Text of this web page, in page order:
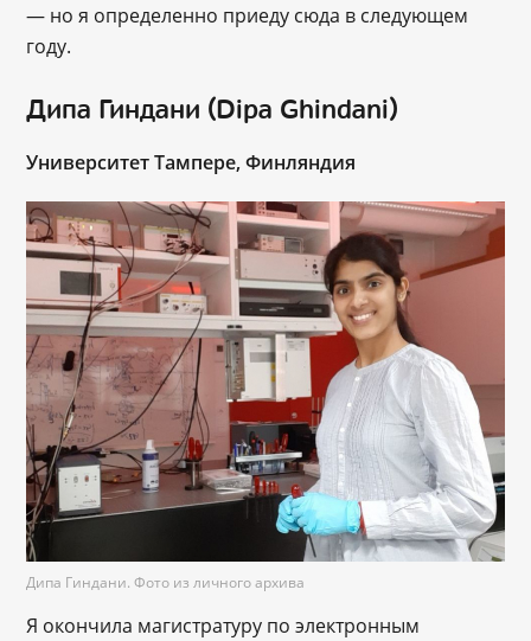
— но я определенно приеду сюда в следующем
году.
Дипа Гиндани (Dipa Ghindani)
Университет Тампере, Финляндия
Дипа Гиндани. Фото из личного архива
Я окончила магистратуру по электронным